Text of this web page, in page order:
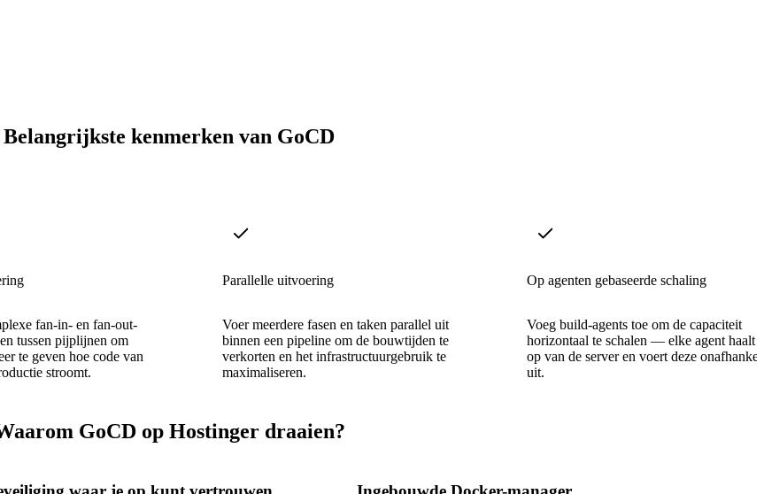
Belangrijkste kenmerken van GoCD
fan-in- en fan-out-
tussen pijplijnen om
te geven hoe code van
stroomt.
Parallelle uitvoering
Voer meerdere fasen en taken parallel uit
binnen een pipeline om de bouwtijden te
verkorten en het infrastructuurgebruik te
maximaliseren.
Op agenten gebaseerde schaling
Voeg build-agents toe om de capaciteit
horizontaal te schalen — elke agent haalt
op van de server en voert deze
uit.
GoCD op Hostinger draaien?